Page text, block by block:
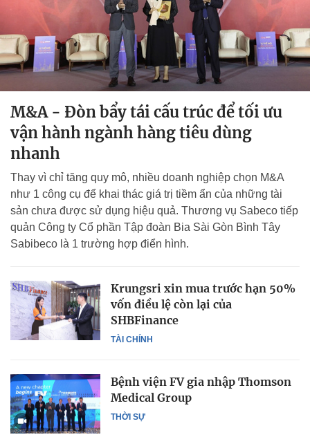
M&A - Đòn bẩy tái cấu trúc để tối ưu
vận hành ngành hàng tiêu dùng
nhanh
Thay vì chỉ tăng quy mô, nhiều doanh nghiệp chọn M&A
như 1 công cụ để khai thác giá trị tiềm ẩn của những tài
sản chưa được sử dụng hiệu quả. Thương vụ Sabeco tiếp
quản Công ty Cổ phần Tập đoàn Bia Sài Gòn Bình Tây
Sabibeco là 1 trường hợp điển hình.
TÀI CHÍNH
Krungsri xin mua trước hạn 50%
vốn điều lệ còn lại của
SHBFinance
THỜI SỰ
Bệnh viện FV gia nhập Thomson
Medical Group